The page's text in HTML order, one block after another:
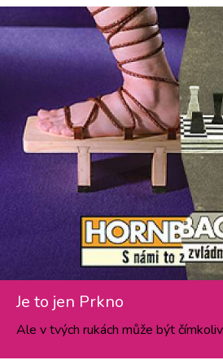
Je to jen Prkno
Ale v tvých rukách může být čímkoliv.